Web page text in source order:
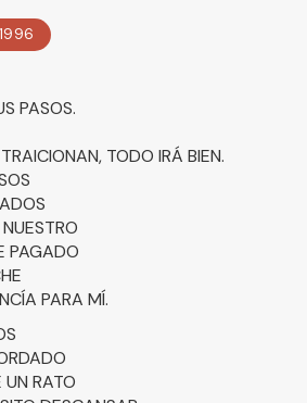
PASOS.
TODO IRÁ BIEN.
PAGADO
PARA MÍ.
RATO